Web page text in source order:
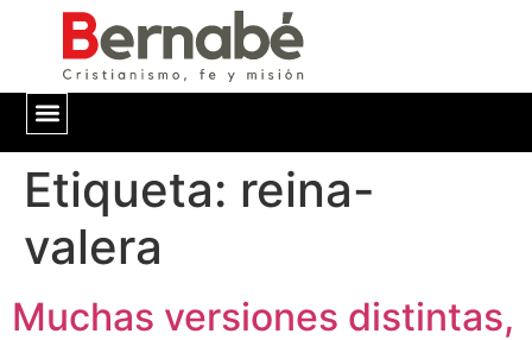
Etiqueta: reina-
valera
Muchas versiones distintas,